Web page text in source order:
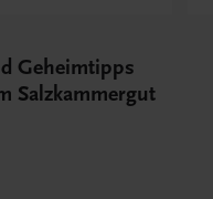
Geheimtipps
Salzkammergut